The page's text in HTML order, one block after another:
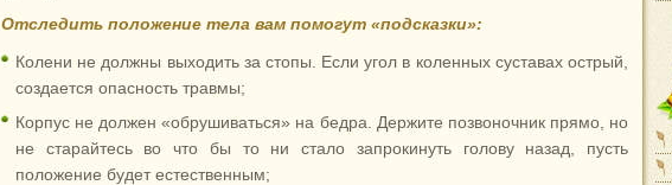
Отследить положение тела вам помогут «подсказки»:
Колени не должны выходить за стопы. Если угол в коленных суставах острый,
создается опасность травмы;
Корпус не должен «обрушиваться» на бедра. Держите позвоночник прямо, но
не старайтесь во что бы то ни стало запрокинуть голову назад, пусть
положение будет естественным;